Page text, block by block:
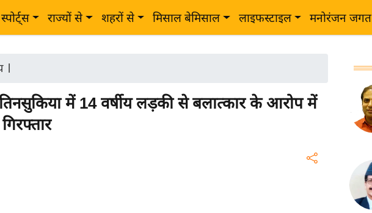
स्पोर्ट्स राज्यों से शहरों से मिसाल बेमिसाल लाइफस्टाइल मनोरंजन जगत
|
में 14 वर्षीय लड़की से बलात्कार के आरोप में